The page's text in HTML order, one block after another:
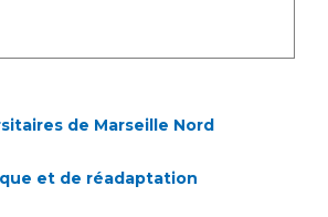
de Marseille Nord
et de réadaptation